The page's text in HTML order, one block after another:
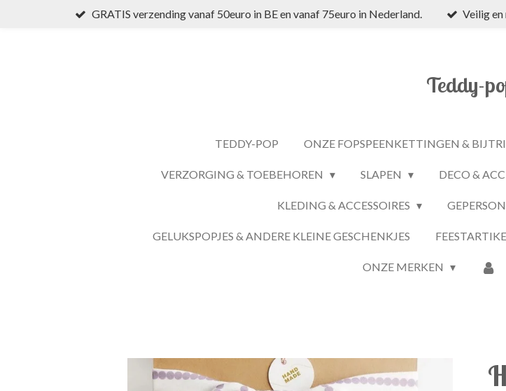
GRATIS verzending vanaf 50euro in BE en vanaf 75euro in Nederland. Veilig
Teddy-
TEDDY-POP ONZE FOPSPEENKETTINGEN &
VERZORGING & TOEBEHOREN SLAPEN DECO &
KLEDING & ACCESSOIRES
GELUKSPOPJES & ANDERE KLEINE GESCHENKJES
ONZE MERKEN